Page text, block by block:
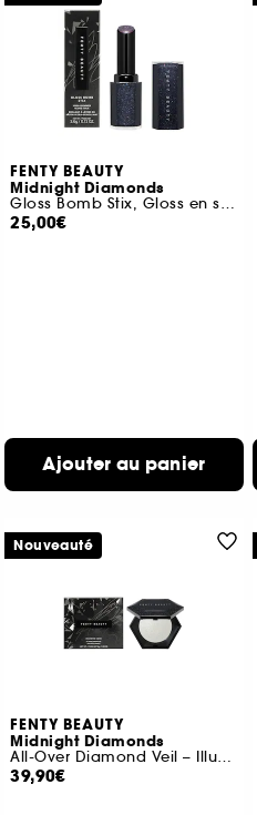
FENTY BEAUTY
Midnight Diamonds
Gloss Bomb Stix, Gloss en stick haute brillance
25,00€
Ajouter au panier
FENTY BEAUTY
Midnight Diamonds
All-Over Diamond Veil – Illuminateur de teint
39,90€
Nouveauté